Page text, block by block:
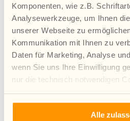
Komponenten, wie z.B.
Analysewerkzeuge, um Ihnen
unserer Webseite zu
Kommunikation mit Ihnen zu
Daten für Marketing, Analyse
wenn Sie uns Ihre Einwilligung
nur die technisch notwendigen
Mehr Infos zur Verwendung von
unserer Datenschutzerklärung.
Alle
Schulunterrichts.